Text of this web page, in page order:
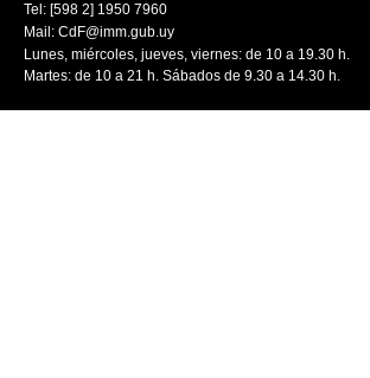
Tel: [598 2] 1950 7960
Mail: CdF@imm.gub.uy
Lunes, miércoles, jueves, viernes: de 10 a 19.30 h.
Martes: de 10 a 21 h. Sábados de 9.30 a 14.30 h.